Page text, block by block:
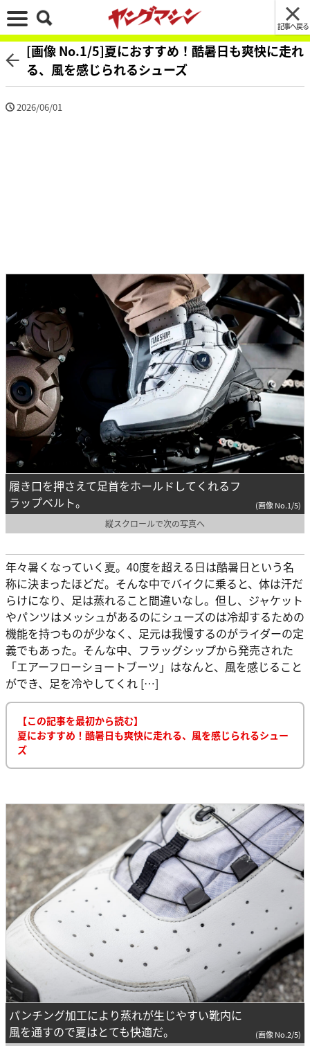
記事へ戻る
[画像 No.1/5]夏におすすめ！酷暑日も爽快に走れ
る、風を感じられるシューズ
2026/06/01
履き口を押さえて足首をホールドしてくれるフ
ラップベルト。
(画像 No.1/5)
縦スクロールで次の写真へ
年々暑くなっていく夏。40度を超える日は酷暑日という名
称に決まったほどだ。そんな中でバイクに乗ると、体は汗だ
らけになり、足は蒸れること間違いなし。但し、ジャケット
やパンツはメッシュがあるのにシューズのは冷却するための
機能を持つものが少なく、足元は我慢するのがライダーの定
義でもあった。そんな中、フラッグシップから発売された
「エアーフローショートブーツ」はなんと、風を感じること
ができ、足を冷やしてくれ […]
【この記事を最初から読む】
夏におすすめ！酷暑日も爽快に走れる、風を感じられるシュー
ズ
パンチング加工により蒸れが生じやすい靴内に
風を通すので夏はとても快適だ。
(画像 No.2/5)